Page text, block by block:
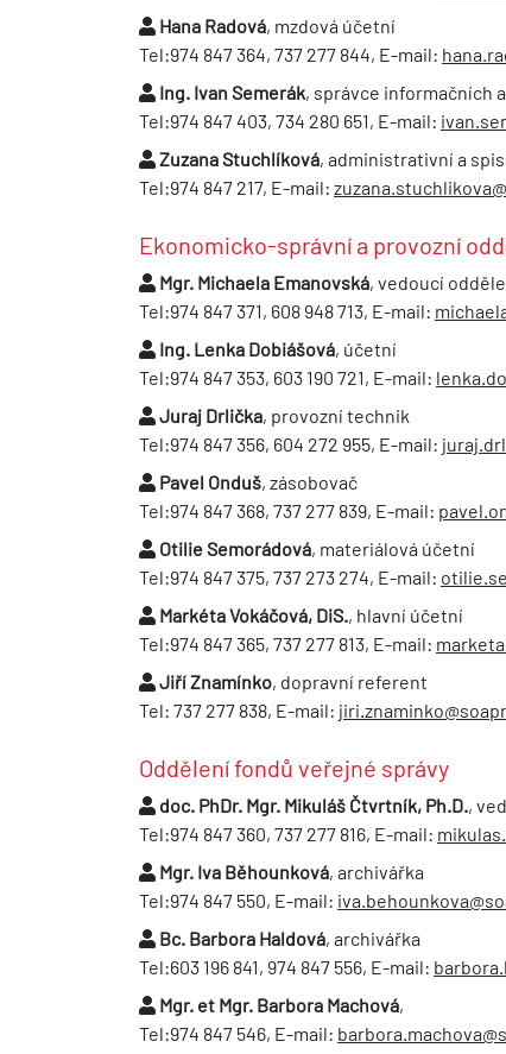
Hana Radová, mzdová účetní
Tel:974 847 364, 737 277 844, E-mail:
Ing. Ivan Semerák, správce informačních
Tel:974 847 403, 734 280 651, E-mail:
Zuzana Stuchlíková, administrativní a
Tel:974 847 217, E-mail:
Ekonomicko-správní a provozní
Mgr. Michaela Emanovská, vedoucí
Tel:974 847 371, 608 948 713, E-mail:
Ing. Lenka Dobiášová, účetní
Tel:974 847 353, 603 190 721, E-mail:
Juraj Drlička, provozní technik
Tel:974 847 356, 604 272 955, E-mail:
Pavel Onduš, zásobovač
Tel:974 847 368, 737 277 839, E-mail:
Otilie Semorádová, materiálová účetní
Tel:974 847 375, 737 273 274, E-mail:
Markéta Vokáčová, DiS., hlavní účetní
Tel:974 847 365, 737 277 813, E-mail:
Jiří Znamínko, dopravní referent
Tel: 737 277 838, E-mail:
Oddělení fondů veřejné správy
doc. PhDr. Mgr. Mikuláš Čtvrtník, Ph.D.,
Tel:974 847 360, 737 277 816, E-mail:
Mgr. Iva Běhounková, archivářka
Tel:974 847 550, E-mail:
Bc. Barbora Haldová, archivářka
Tel:603 196 841, 974 847 556, E-mail:
Mgr. et Mgr. Barbora Machová,
Tel:974 847 546, E-mail: